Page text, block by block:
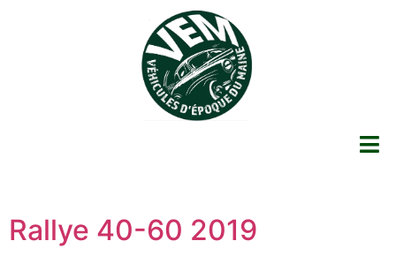
Rallye 40-60 2019